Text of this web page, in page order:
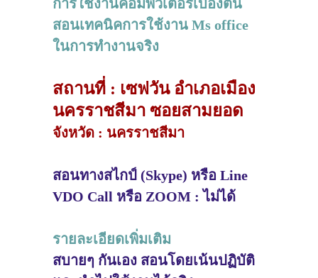
การใช้งานคอมพิวเตอร์เบื้องต้น
สอนเทคนิคการใช้งาน Ms office
ในการทำงานจริง
สถานที่ : เซฟวัน อำเภอเมือง
นครราชสีมา ซอยสามยอด
จังหวัด : นครราชสีมา
สอนทางสไกป์ (Skype) หรือ Line
VDO Call หรือ ZOOM : ไม่ได้
รายละเอียดเพิ่มเติม
สบายๆ กันเอง สอนโดยเน้นปฏิบัติ